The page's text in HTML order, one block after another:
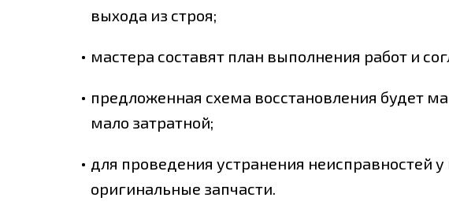
выхода из строя;
мастера составят план выполнения работ и
предложенная схема восстановления будет
мало затратной;
для проведения устранения неисправностей у
оригинальные запчасти.